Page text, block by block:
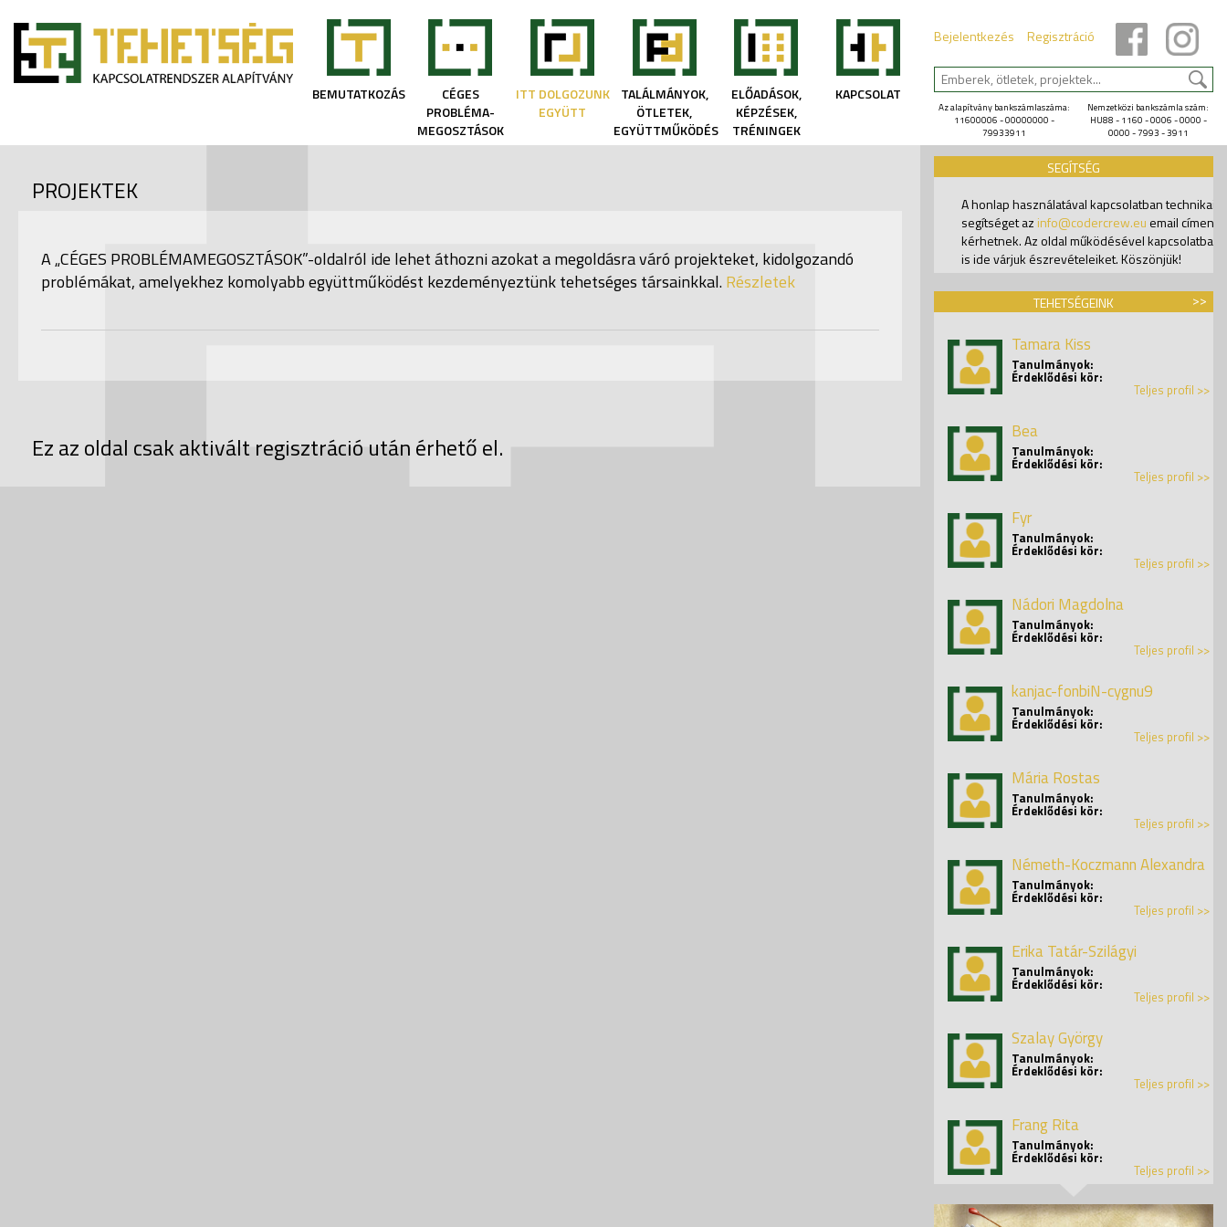
BEMUTATKOZÁS
CÉGES
PROBLÉMA-
MEGOSZTÁSOK
ITT DOLGOZUNK
EGYÜTT
TALÁLMÁNYOK,
ÖTLETEK,
EGYÜTTMŰKÖDÉS
ELŐADÁSOK,
KÉPZÉSEK,
TRÉNINGEK
KAPCSOLAT
Bejelentkezés Regisztráció
Az alapítvány bankszámlaszáma:
11600006 - 00000000 -
79933911
Nemzetközi bankszámla szám:
HU88 - 1160 - 0006 - 0000 -
0000 - 7993 - 3911
PROJEKTEK
A „CÉGES PROBLÉMAMEGOSZTÁSOK”-oldalról ide lehet áthozni azokat a megoldásra váró projekteket, kidolgozandó
problémákat, amelyekhez komolyabb együttműködést kezdeményeztünk tehetséges társainkkal.Részletek
Ez az oldal csak aktivált regisztráció után érhető el.
SEGÍTSÉG
A honlap használatával kapcsolatban technikai
segítséget az info@codercrew.eu email címen
kérhetnek. Az oldal működésével kapcsolatban
is ide várjuk észrevételeiket. Köszönjük!
TEHETSÉGEINK >>
Tamara Kiss
Tanulmányok:
Érdeklődési kör:
Teljes profil >>
Bea
Tanulmányok:
Érdeklődési kör:
Teljes profil >>
Fyr
Tanulmányok:
Érdeklődési kör:
Teljes profil >>
Nádori Magdolna
Tanulmányok:
Érdeklődési kör:
Teljes profil >>
kanjac-fonbiN-cygnu9
Tanulmányok:
Érdeklődési kör:
Teljes profil >>
Mária Rostas
Tanulmányok:
Érdeklődési kör:
Teljes profil >>
Németh-Koczmann Alexandra
Tanulmányok:
Érdeklődési kör:
Teljes profil >>
Erika Tatár-Szilágyi
Tanulmányok:
Érdeklődési kör:
Teljes profil >>
Szalay György
Tanulmányok:
Érdeklődési kör:
Teljes profil >>
Frang Rita
Tanulmányok:
Érdeklődési kör:
Teljes profil >>
Kata